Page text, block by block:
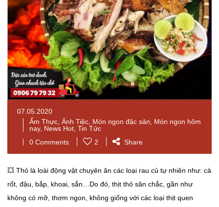
07.05.2020
Ẩm Thực, Ảnh Tiệc, Món ngon đặc sản, Món ngon hôm
nay, News Hot, Tin Tức
0 Comments
2 Share
💥 Thỏ là loài động vật chuyên ăn các loại rau củ tự nhiên như: cà
rốt, đậu, bắp, khoai, sắn…Do đó, thịt thỏ săn chắc, gần như
không có mỡ, thơm ngon, không giống với các loại thịt quen